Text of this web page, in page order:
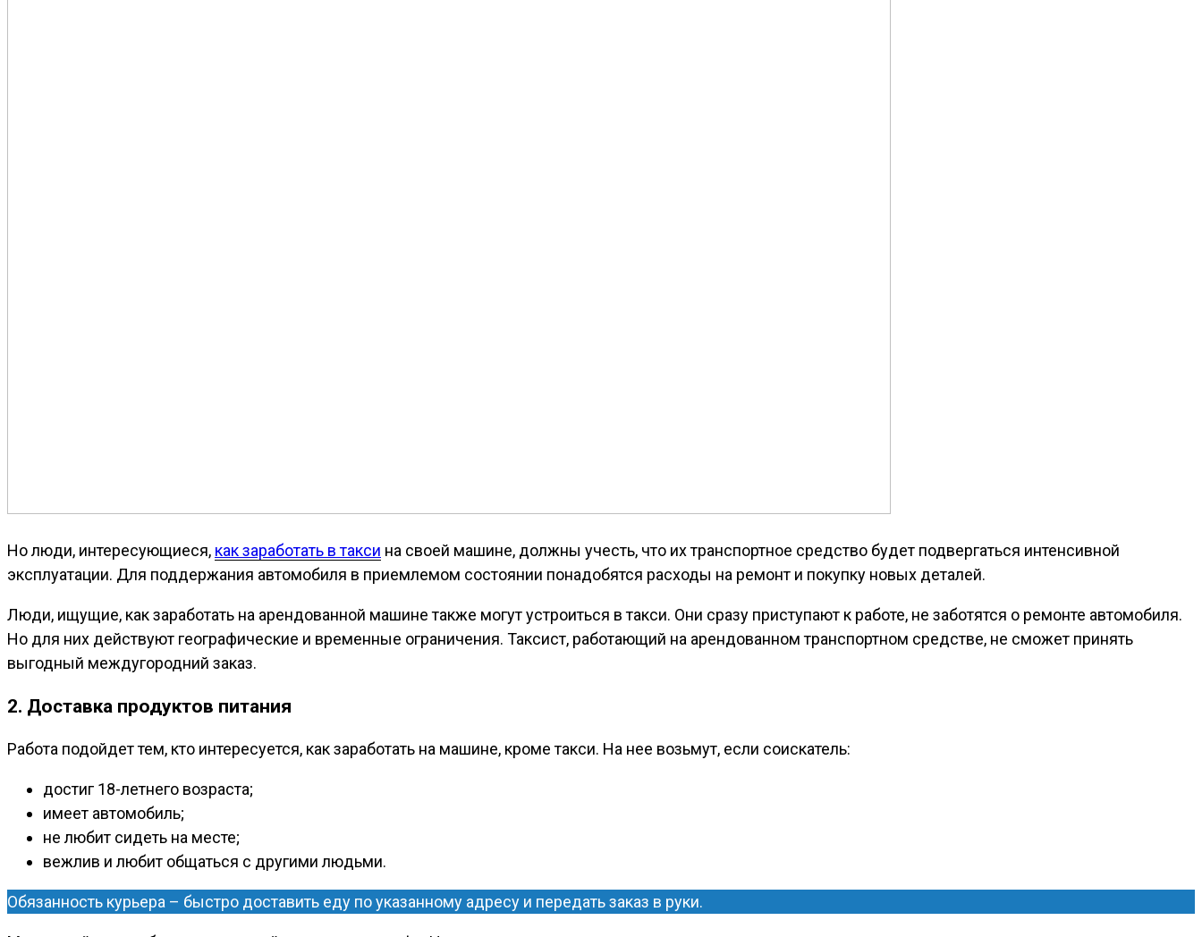
Но люди, интересующиеся, как заработать в такси на своей машине, должны учесть, что их транспортное средство будет подвергаться интенсивной
эксплуатации. Для поддержания автомобиля в приемлемом состоянии понадобятся расходы на ремонт и покупку новых деталей.
Люди, ищущие, как заработать на арендованной машине также могут устроиться в такси. Они сразу приступают к работе, не заботятся о ремонте автомобиля.
Но для них действуют географические и временные ограничения. Таксист, работающий на арендованном транспортном средстве, не сможет принять
выгодный междугородний заказ.
2. Доставка продуктов питания
Работа подойдет тем, кто интересуется, как заработать на машине, кроме такси. На нее возьмут, если соискатель:
достиг 18-летнего возраста;
имеет автомобиль;
не любит сидеть на месте;
вежлив и любит общаться с другими людьми.
Обязанность курьера – быстро доставить еду по указанному адресу и передать заказ в руки.